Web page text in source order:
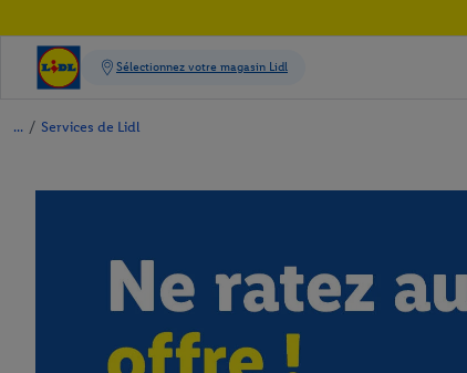
/ Services de Lidl